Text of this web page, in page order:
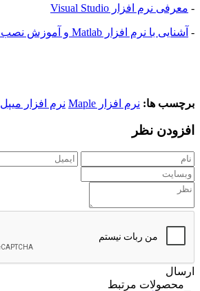
- معرفی نرم افزار Visual Studio
- آشنایی با نرم افزار Matlab و آموزش نصب نرم افزار
برچسب ها: نرم افزار Maple نرم افزار میپل
افزودن نظر
ارسال
محصولات مرتبط